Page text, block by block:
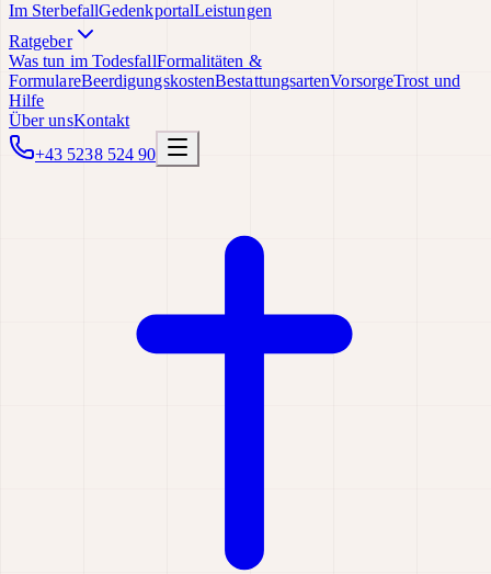
Im SterbefallGedenkportalLeistungen
Ratgeber
Was tun im TodesfallFormalitäten &
FormulareBeerdigungskostenBestattungsartenVorsorgeTrost und
Hilfe
Über unsKontakt
+43 5238 524 90